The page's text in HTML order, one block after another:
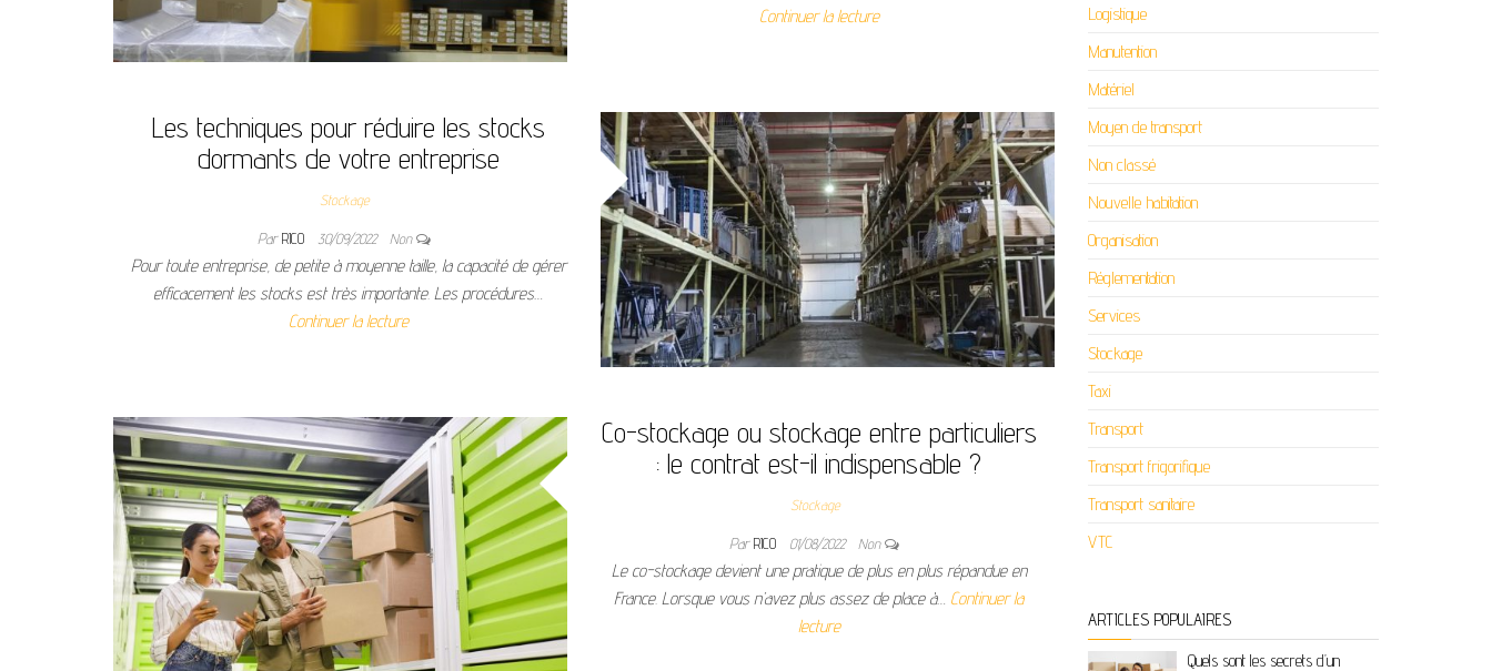
Continuer la lecture
Les techniques pour réduire les stocks
dormants de votre entreprise
Stockage
ParRICO 30/09/2022 Non
Pour toute entreprise, de petite à moyenne taille, la capacité de gérer
efficacement les stocks est très importante. Les procédures…
Continuer la lecture
Co-stockage ou stockage entre particuliers
: le contrat est-il indispensable ?
Stockage
ParRICO 01/08/2022 Non
Le co-stockage devient une pratique de plus en plus répandue en
France. Lorsque vous n’avez plus assez de place à… Continuer la
lecture
Logistique
Manutention
Matériel
Moyen de transport
Non classé
Nouvelle habitation
Organisation
Réglementation
Services
Stockage
Taxi
Transport
Transport frigorifique
Transport sanitaire
VTC
ARTICLES POPULAIRES
Quels sont les secrets d’un